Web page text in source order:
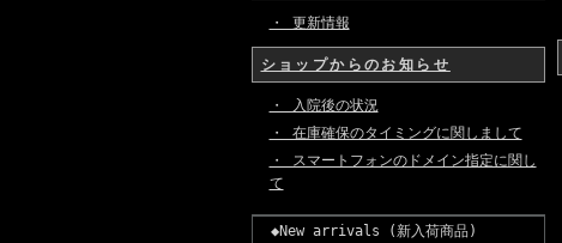
・ 更新情報
ショップからのお知らせ
・ 入院後の状況
・ 在庫確保のタイミングに関しまして
・ スマートフォンのドメイン指定に関し
て
◆New arrivals (新入荷商品)